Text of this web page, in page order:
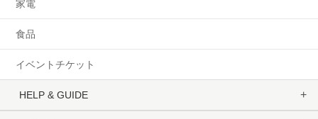
家電
食品
イベントチケット
HELP & GUIDE